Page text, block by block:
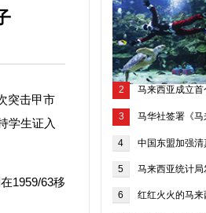
突击甲市
学生证入
1959/63移